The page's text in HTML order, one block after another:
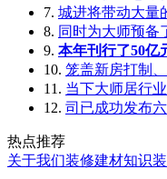
7. 城进将带动大量
8. 同时为大师预备
9. 本年刊行了50亿
10. 笼盖新房打制
11. 当下大师居行
12. 司已成功发布
热点推荐
关于我们装修建材知识